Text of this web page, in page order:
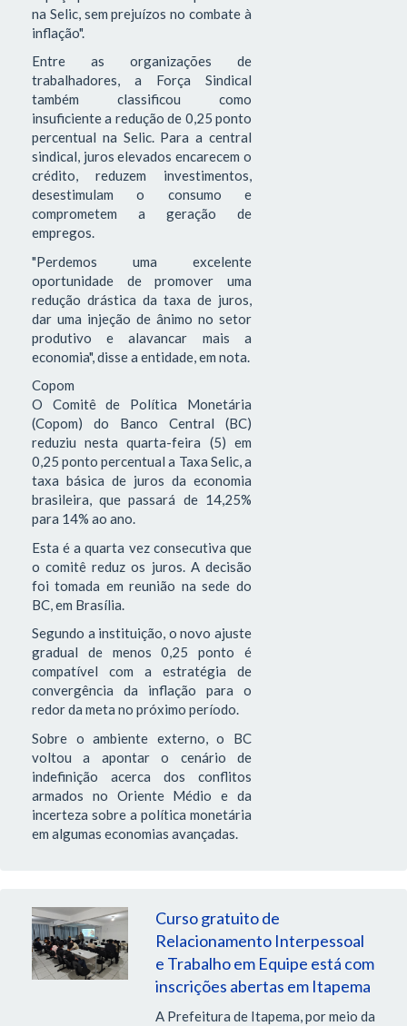
na Selic, sem prejuízos no combate à
inflação".
Entre as organizações de
trabalhadores, a Força Sindical
também classificou como
insuficiente a redução de 0,25 ponto
percentual na Selic. Para a central
sindical, juros elevados encarecem o
crédito, reduzem investimentos,
desestimulam o consumo e
comprometem a geração de
empregos.
"Perdemos uma excelente
oportunidade de promover uma
redução drástica da taxa de juros,
dar uma injeção de ânimo no setor
produtivo e alavancar mais a
economia", disse a entidade, em nota.
Copom
O Comitê de Política Monetária
(Copom) do Banco Central (BC)
reduziu nesta quarta-feira (5) em
0,25 ponto percentual a Taxa Selic, a
taxa básica de juros da economia
brasileira, que passará de 14,25%
para 14% ao ano.
Esta é a quarta vez consecutiva que
o comitê reduz os juros. A decisão
foi tomada em reunião na sede do
BC, em Brasília.
Segundo a instituição, o novo ajuste
gradual de menos 0,25 ponto é
compatível com a estratégia de
convergência da inflação para o
redor da meta no próximo período.
Sobre o ambiente externo, o BC
voltou a apontar o cenário de
indefinição acerca dos conflitos
armados no Oriente Médio e da
incerteza sobre a política monetária
em algumas economias avançadas.
Curso gratuito de
Relacionamento Interpessoal
e Trabalho em Equipe está com
inscrições abertas em Itapema
A Prefeitura de Itapema, por meio da